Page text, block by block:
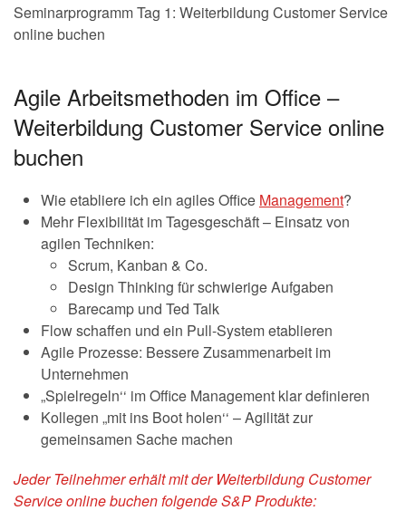
Seminarprogramm Tag 1: Weiterbildung Customer Service
online buchen
Agile Arbeitsmethoden im Office –
Weiterbildung Customer Service online
buchen
Wie etabliere ich ein agiles Office Management?
Mehr Flexibilität im Tagesgeschäft – Einsatz von
agilen Techniken:
Scrum, Kanban & Co.
Design Thinking für schwierige Aufgaben
Barecamp und Ted Talk
Flow schaffen und ein Pull-System etablieren
Agile Prozesse: Bessere Zusammenarbeit im
Unternehmen
„Spielregeln‘‘ im Office Management klar definieren
Kollegen „mit ins Boot holen‘‘ – Agilität zur
gemeinsamen Sache machen
Jeder Teilnehmer erhält mit der Weiterbildung Customer
Service online buchen folgende S&P Produkte: